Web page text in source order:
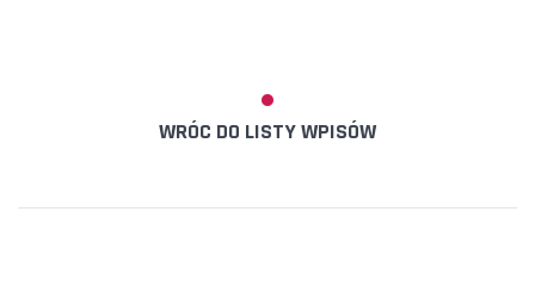
WRÓC DO LISTY WPISÓW